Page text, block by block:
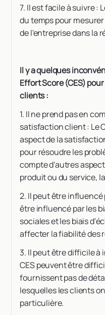
7. Il est facile à suivre :
du temps pour
de l'entreprise dans la
Il y a quelques
Effort Score (CES)
clients :
1. Il ne prend pas en
satisfaction client : Le
aspect de la
pour résoudre les
compte d'autres
produit ou du service,
2. Il peut être influencé
être influencé par les
sociales et les biais
affecter la fiabilité des
3. Il peut être difficile à
CES peuvent être
fournissent pas de
lesquelles les clients
particulière.